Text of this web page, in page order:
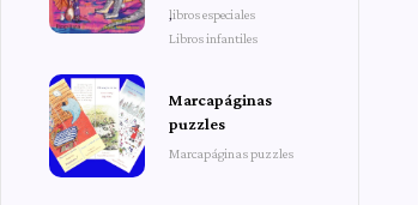
libros especiales
,
Libros infantiles
Marcapáginas
puzzles
Marcapáginas puzzles